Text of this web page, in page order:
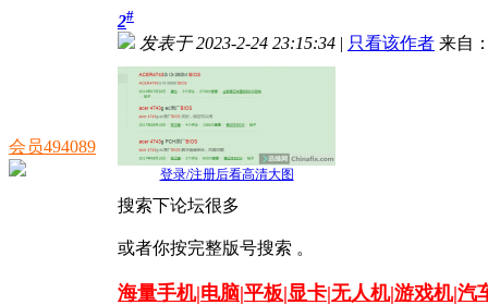
会员494089
2#
发表于 2023-2-24 23:15:34 | 只看该作者 来自
登录/注册后看高清大图
搜索下论坛很多
或者你按完整版号搜索 。
海量手机|电脑|平板|显卡|无人机|游戏机|汽